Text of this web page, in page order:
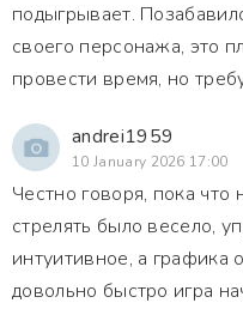
подыгрывает.
своего персонажа, это
провести время, но
andrei1959
10 January 2026 17:00
Честно говоря, пока что
стрелять было весело,
интуитивное, а графика
довольно быстро игра